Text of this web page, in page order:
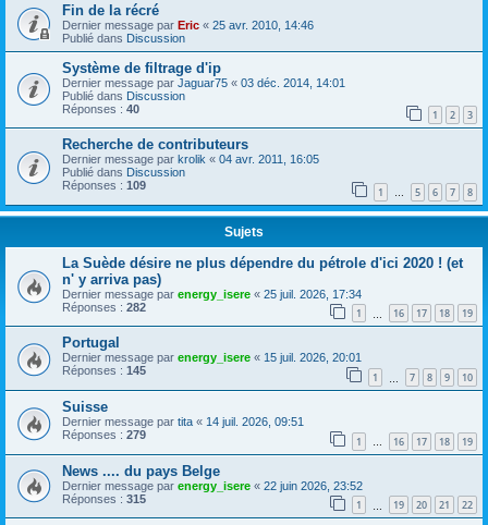
Fin de la récré
Dernier message par Eric « 25 avr. 2010, 14:46
Publié dans Discussion
Système de filtrage d'ip
Dernier message par Jaguar75 « 03 déc. 2014, 14:01
Publié dans Discussion
Réponses : 40 1 2 3
Recherche de contributeurs
Dernier message par krolik « 04 avr. 2011, 16:05
Publié dans Discussion
Réponses : 109 1 … 5 6 7 8
Sujets
La Suède désire ne plus dépendre du pétrole d'ici 2020 ! (et
n' y arriva pas)
Dernier message par energy_isere « 25 juil. 2026, 17:34
Réponses : 282 1 16 17 18 19
Portugal
Dernier message par energy_isere « 15 juil. 2026, 20:01
Réponses : 145 1 7 8 9 10
Suisse
Dernier message par tita « 14 juil. 2026, 09:51
Réponses : 279 1 … 16 17 18 19
News .... du pays Belge
Dernier message par energy_isere « 22 juin 2026, 23:52
Réponses : 315 1 19 20 21 22